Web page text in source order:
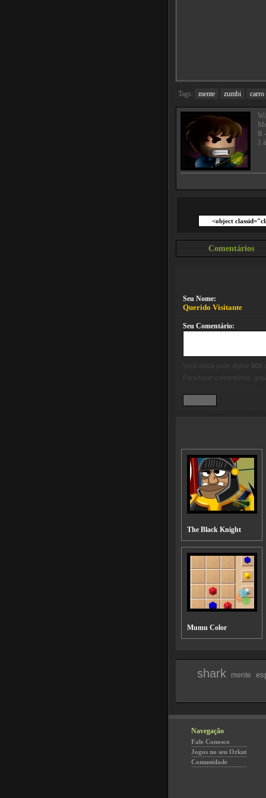
Tags: mente zumbi carro
R
1
Comentários
Seu Nome:
Querido Visitante
Seu Comentário:
500
Para fazer comentários,
The Black Knight
Mumu Color
shark mente
Navegação
Fale Conosco
Jogos no seu Orkut
Comunidade